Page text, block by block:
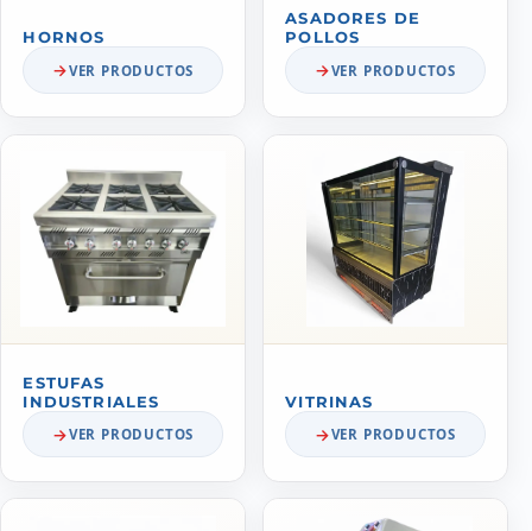
HORNOS
VER PRODUCTOS
ASADORES DE
POLLOS
VER PRODUCTOS
ESTUFAS
INDUSTRIALES
VER PRODUCTOS
VITRINAS
VER PRODUCTOS